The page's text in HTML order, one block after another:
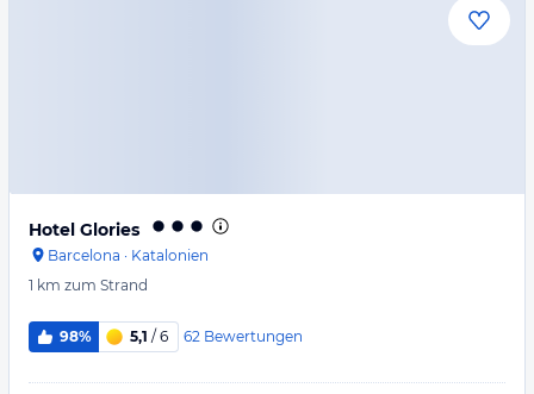
Hotel Glories
Barcelona · Katalonien
1 km zum Strand
98% 5,1 / 6 62 Bewertungen